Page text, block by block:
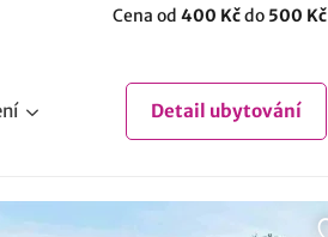
Cena od 400 Kčdo 500 Kč
Detail ubytování